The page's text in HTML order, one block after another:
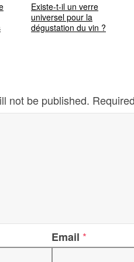
Existe-t-il un verre
universel pour la
dégustation du vin ?
not be published.
Email *